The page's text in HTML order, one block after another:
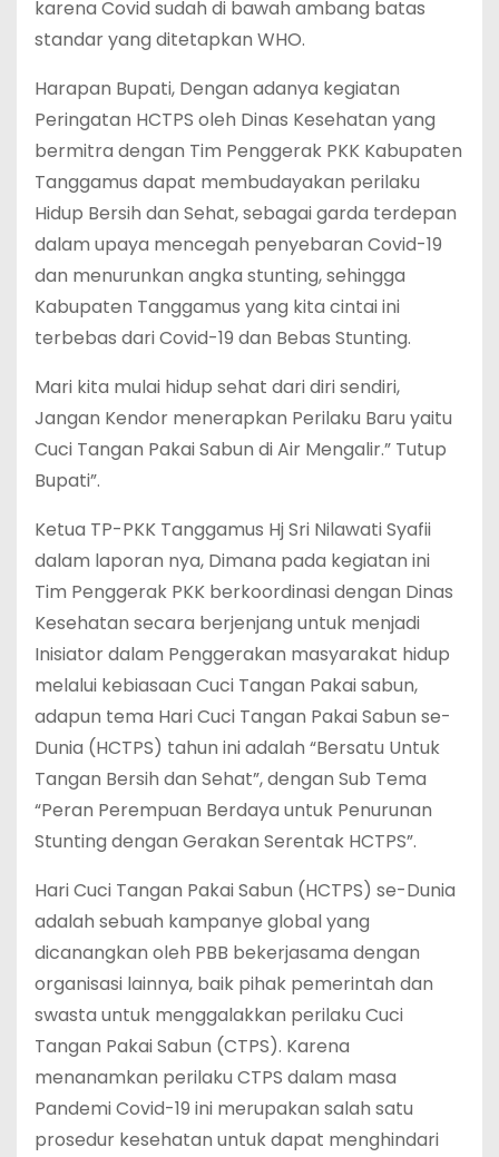
karena Covid sudah di bawah ambang batas
standar yang ditetapkan WHO.
Harapan Bupati, Dengan adanya kegiatan
Peringatan HCTPS oleh Dinas Kesehatan yang
bermitra dengan Tim Penggerak PKK Kabupaten
Tanggamus dapat membudayakan perilaku
Hidup Bersih dan Sehat, sebagai garda terdepan
dalam upaya mencegah penyebaran Covid-19
dan menurunkan angka stunting, sehingga
Kabupaten Tanggamus yang kita cintai ini
terbebas dari Covid-19 dan Bebas Stunting.
Mari kita mulai hidup sehat dari diri sendiri,
Jangan Kendor menerapkan Perilaku Baru yaitu
Cuci Tangan Pakai Sabun di Air Mengalir.” Tutup
Bupati”.
Ketua TP-PKK Tanggamus Hj Sri Nilawati Syafii
dalam laporan nya, Dimana pada kegiatan ini
Tim Penggerak PKK berkoordinasi dengan Dinas
Kesehatan secara berjenjang untuk menjadi
Inisiator dalam Penggerakan masyarakat hidup
melalui kebiasaan Cuci Tangan Pakai sabun,
adapun tema Hari Cuci Tangan Pakai Sabun se-
Dunia (HCTPS) tahun ini adalah “Bersatu Untuk
Tangan Bersih dan Sehat”, dengan Sub Tema
“Peran Perempuan Berdaya untuk Penurunan
Stunting dengan Gerakan Serentak HCTPS”.
Hari Cuci Tangan Pakai Sabun (HCTPS) se-Dunia
adalah sebuah kampanye global yang
dicanangkan oleh PBB bekerjasama dengan
organisasi lainnya, baik pihak pemerintah dan
swasta untuk menggalakkan perilaku Cuci
Tangan Pakai Sabun (CTPS). Karena
menanamkan perilaku CTPS dalam masa
Pandemi Covid-19 ini merupakan salah satu
prosedur kesehatan untuk dapat menghindari